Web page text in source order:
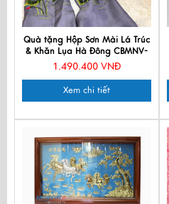
Quà tặng Hộp Sơn Mài Lá Trúc
& Khăn Lụa Hà Đông CBMNV-
LNL45180/2
1.490.400 VNĐ
Xem chi tiết